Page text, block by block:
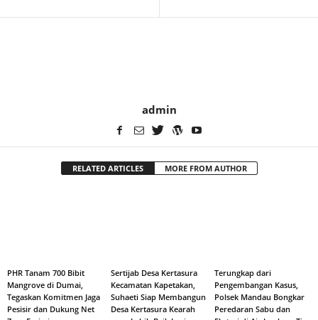
admin
RELATED ARTICLES MORE FROM AUTHOR
PHR Tanam 700 Bibit
Mangrove di Dumai,
Tegaskan Komitmen Jaga
Pesisir dan Dukung Net
Sertijab Desa Kertasura
Kecamatan Kapetakan,
Suhaeti Siap Membangun
Desa Kertasura Kearah
Terungkap dari
Pengembangan Kasus,
Polsek Mandau Bongkar
Peredaran Sabu dan